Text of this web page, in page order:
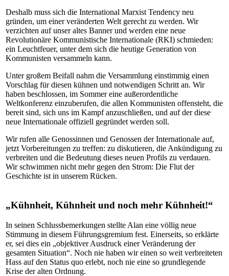
Deshalb muss sich die International Marxist Tendency neu
gründen, um einer veränderten Welt gerecht zu werden. Wir
verzichten auf unser altes Banner und werden eine neue
Revolutionäre Kommunistische Internationale (RKI) schmieden:
ein Leuchtfeuer, unter dem sich die heutige Generation von
Kommunisten versammeln kann.
Unter großem Beifall nahm die Versammlung einstimmig einen
Vorschlag für diesen kühnen und notwendigen Schritt an. Wir
haben beschlossen, im Sommer eine außerordentliche
Weltkonferenz einzuberufen, die allen Kommunisten offensteht, die
bereit sind, sich uns im Kampf anzuschließen, und auf der diese
neue Internationale offiziell gegründet werden soll.
Wir rufen alle Genossinnen und Genossen der Internationale auf,
jetzt Vorbereitungen zu treffen: zu diskutieren, die Ankündigung zu
verbreiten und die Bedeutung dieses neuen Profils zu verdauen.
Wir schwimmen nicht mehr gegen den Strom: Die Flut der
Geschichte ist in unserem Rücken.
„Kühnheit, Kühnheit und noch mehr Kühnheit!“
In seinen Schlussbemerkungen stellte Alan eine völlig neue
Stimmung in diesem Führungsgremium fest. Einerseits, so erklärte
er, sei dies ein „objektiver Ausdruck einer Veränderung der
gesamten Situation“. Noch nie haben wir einen so weit verbreiteten
Hass auf den Status quo erlebt, noch nie eine so grundlegende
Krise der alten Ordnung.